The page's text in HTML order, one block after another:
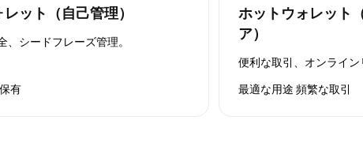
ット（自己管理）
、シードフレーズ管理。
有
ホットウォレット
ア）
便利な取引、オンライン
最適な用途 頻繁な取引